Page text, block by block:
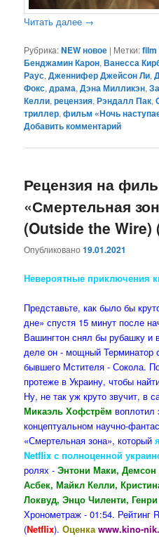
Читать далее →
Рубрика:NEW новое | Метки:film
Бенджамин Карон,Ванесса
Раус,Дженнифер Джейсон Ли,
Фокс,драма,Дэна Милликэн,
Келли,рецензия,Рэндалл Пак,
триллер,фильм «Ночь
Добавить комментарий
Рецензия на
«Смертельная
(Outside the Wire)
Опубликовано19.01.2021
Невероятные приключения
Представьте, как было бы
дне» спустя 15 минут после
Вашингтон снял бы рубашку и
деле он - мощный Терминатор
бывшего Мстителя - Сокола.
протеже в Украину, чтобы
Ну, не так уж круто звучит, в
Микаэль Хофстрём
концептуальном научно-
«Смертельная зона», который
Netflix с полноценной
ролях -Энтони Маки,
Асбек, Майкл Келли,
Локвуд, Энцо Чиленти,
Хронометраж - 01:54. Рейтинг
(Netflix).Оценкаwww.kino-